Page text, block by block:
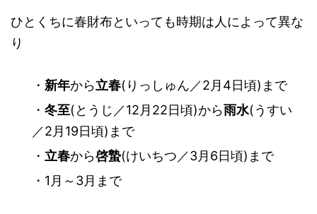
ひとくちに春財布といっても時期は人によって異な
り
・ 新年から立春(りっしゅん／2月4日頃)まで
・ 冬至(とうじ／12月22日頃)から雨水(うすい
／2月19日頃)まで
・ 立春から啓蟄(けいちつ／3月6日頃)まで
・1月～3月まで